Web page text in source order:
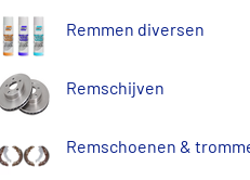
Remmen diversen
Remschijven
Remschoenen &